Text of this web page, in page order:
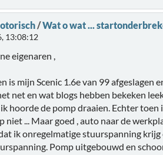
/Wat o wat ...
13:08:12
eigenaren ,
is mijn Scenic 1.6e van 99 afgeslagen
net en wat blogs hebben bekeken
hoorde de pomp draaien. Echter
niet ... Maar goed , auto naar de
ik onregelmatige stuurspanning
Pomp uitgebouwd en